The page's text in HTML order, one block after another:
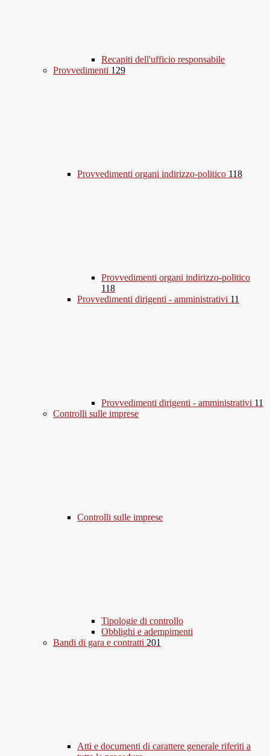
Recapiti dell'ufficio responsabile
Provvedimenti 129
Provvedimenti organi indirizzo-politico 118
Provvedimenti organi indirizzo-politico
118
Provvedimenti dirigenti - amministrativi 11
Provvedimenti dirigenti - amministrativi 11
Controlli sulle imprese
Controlli sulle imprese
Tipologie di controllo
Obblighi e adempimenti
Bandi di gara e contratti 201
Atti e documenti di carattere generale riferiti a